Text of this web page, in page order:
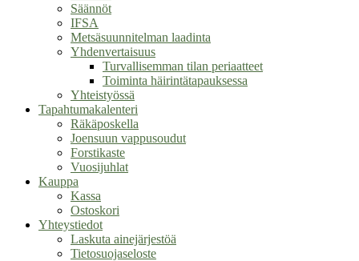
Säännöt
IFSA
Metsäsuunnitelman laadinta
Yhdenvertaisuus
Turvallisemman tilan periaatteet
Toiminta häirintätapauksessa
Yhteistyössä
Tapahtumakalenteri
Räkäposkella
Joensuun vappusoudut
Forstikaste
Vuosijuhlat
Kauppa
Kassa
Ostoskori
Yhteystiedot
Laskuta ainejärjestöä
Tietosuojaseloste